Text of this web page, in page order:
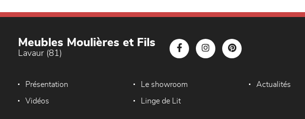
Meubles Moulières et Fils
Lavaur (81)
Présentation Le showroom Actualités
Vidéos Linge de Lit